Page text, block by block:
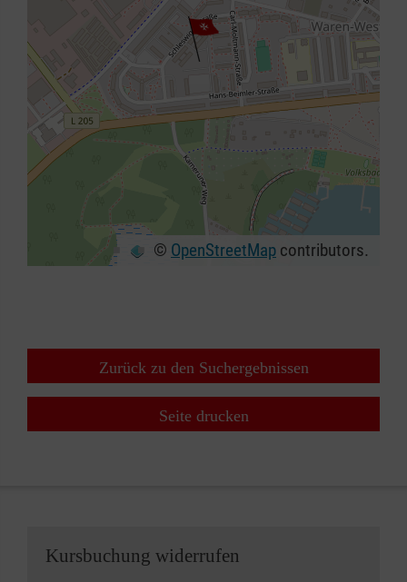
© OpenStreetMap contributors.
Zurück zu den Suchergebnissen
Seite drucken
Kursbuchung widerrufen